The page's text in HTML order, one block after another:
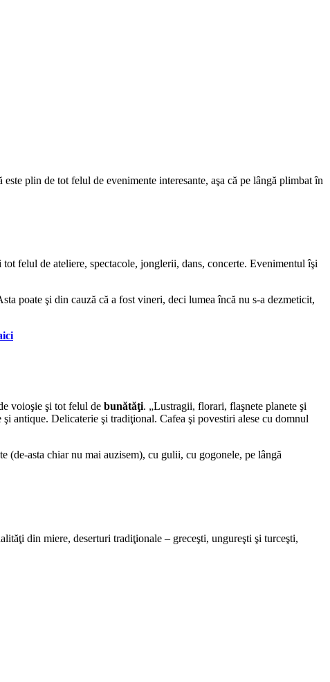
plin de tot felul de evenimente interesante, aşa că pe lângă plimbat în
felul de ateliere, spectacole, jonglerii, dans, concerte. Evenimentul îşi
poate şi din cauză că a fost vineri, deci lumea încă nu s-a dezmeticit,
voioşie şi tot felul de bunătăţi. „Lustragii, florari, flaşnete planete şi
antique. Delicaterie şi tradiţional. Cafea şi povestiri alese cu domnul
(de-asta chiar nu mai auzisem), cu gulii, cu gogonele, pe lângă
din miere, deserturi tradiţionale – greceşti, ungureşti şi turceşti,